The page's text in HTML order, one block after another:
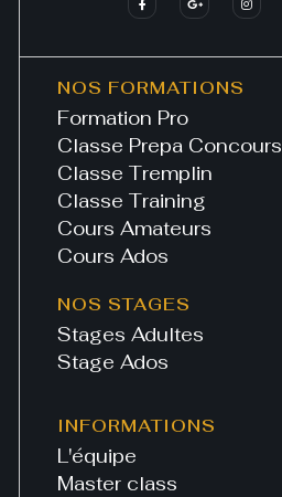
NOS FORMATIONS
Formation Pro
Classe Prepa Concours
Classe Tremplin
Classe Training
Cours Amateurs
Cours Ados
NOS STAGES
Stages Adultes
Stage Ados
INFORMATIONS
L'équipe
Master class